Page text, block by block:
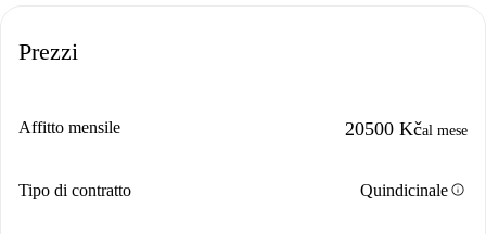
Prezzi
Affitto mensile 20500 Kčal mese
Tipo di contratto Quindicinaleinfo